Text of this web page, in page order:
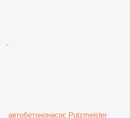
автобетононасос Putzmeister